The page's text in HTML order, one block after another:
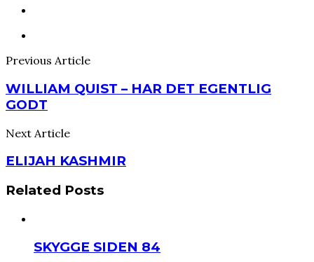
Previous Article
WILLIAM QUIST – HAR DET EGENTLIG
GODT
Next Article
ELIJAH KASHMIR
Related Posts
SKYGGE SIDEN 84